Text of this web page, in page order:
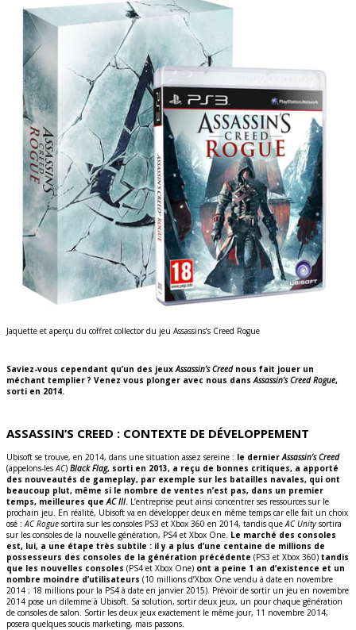
Jaquette et aperçu du coffret collector du jeu Assassins’s Creed Rogue
Saviez-vous cependant qu’un des jeux Assassin’s Creednous fait jouer un
méchant templier ? Venez vous plonger avec nous dans Assassin’s Creed Rogue,
sorti en 2014.
ASSASSIN’S CREED : CONTEXTE DE DÉVELOPPEMENT
Ubisoft se trouve, en 2014, dans une situation assez sereine : le dernier Assassin’s Creed
(appelons-les AC) Black Flag, sorti en 2013, a reçu de bonnes critiques, a apporté
des nouveautés de gameplay, par exemple sur les batailles navales, qui ont
beaucoup plut, même si le nombre de ventes n’est pas, dans un premier
temps, meilleures que AC III. L’entreprise peut ainsi concentrer ses ressources sur le
prochain jeu. En réalité, Ubisoft va en développer deux en même temps car elle fait un choix
osé : AC Rogue sortira sur les consoles PS3 et Xbox 360 en 2014, tandis que AC Unity sortira
sur les consoles de la nouvelle génération, PS4 et Xbox One. Le marché des consoles
est, lui, a une étape très subtile : il y a plus d’une centaine de millions de
possesseurs des consoles de la génération précédente (PS3 et Xbox 360) tandis
que les nouvelles consoles (PS4 et Xbox One) ont a peine 1 an d’existence et un
nombre moindre d’utilisateurs (10 millions d’Xbox One vendu à date en novembre
2014 ; 18 millions pour la PS4 à date en janvier 2015). Prévoir de sortir un jeu en novembre
2014 pose un dilemme à Ubisoft. Sa solution, sortir deux jeux, un pour chaque génération
de consoles de salon. Sortir les deux jeux exactement le même jour, 11 novembre 2014,
posera quelques soucis marketing, mais passons.